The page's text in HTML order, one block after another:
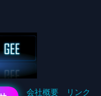
会社概要 リンク